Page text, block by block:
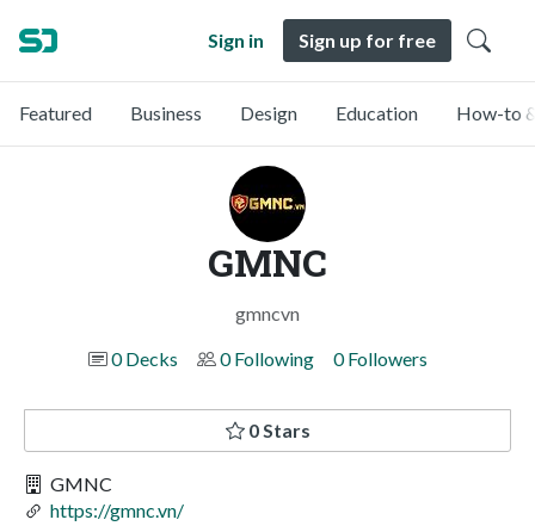
Sign in Sign up for free
Featured Business Design Education How-to
GMNC
gmncvn
0 Decks
0 Following 0 Followers
0 Stars
GMNC
https://gmnc.vn/